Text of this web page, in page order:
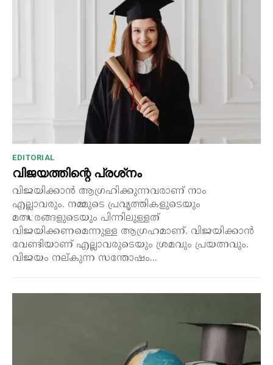
EDITORIAL
വിജയത്തിന്റെ പ്രശ്‌നം
വിജയിക്കാൻ ആഗ്രഹിക്കുന്നവരാണ് നാം
എല്ലാവരും. നമ്മുടെ പ്രവൃത്തികളുടെയും
മത്സരങ്ങളുടെയും പിന്നിലുള്ളത്
വിജയിക്കണമെന്നുള്ള ആഗ്രഹമാണ്. വിജയിക്കാൻ
വേണ്ടിയാണ് എല്ലാവരുടെയും ശ്രമവും പ്രയത്നവും.
വിജയം നല്കുന്ന സന്തോഷം...